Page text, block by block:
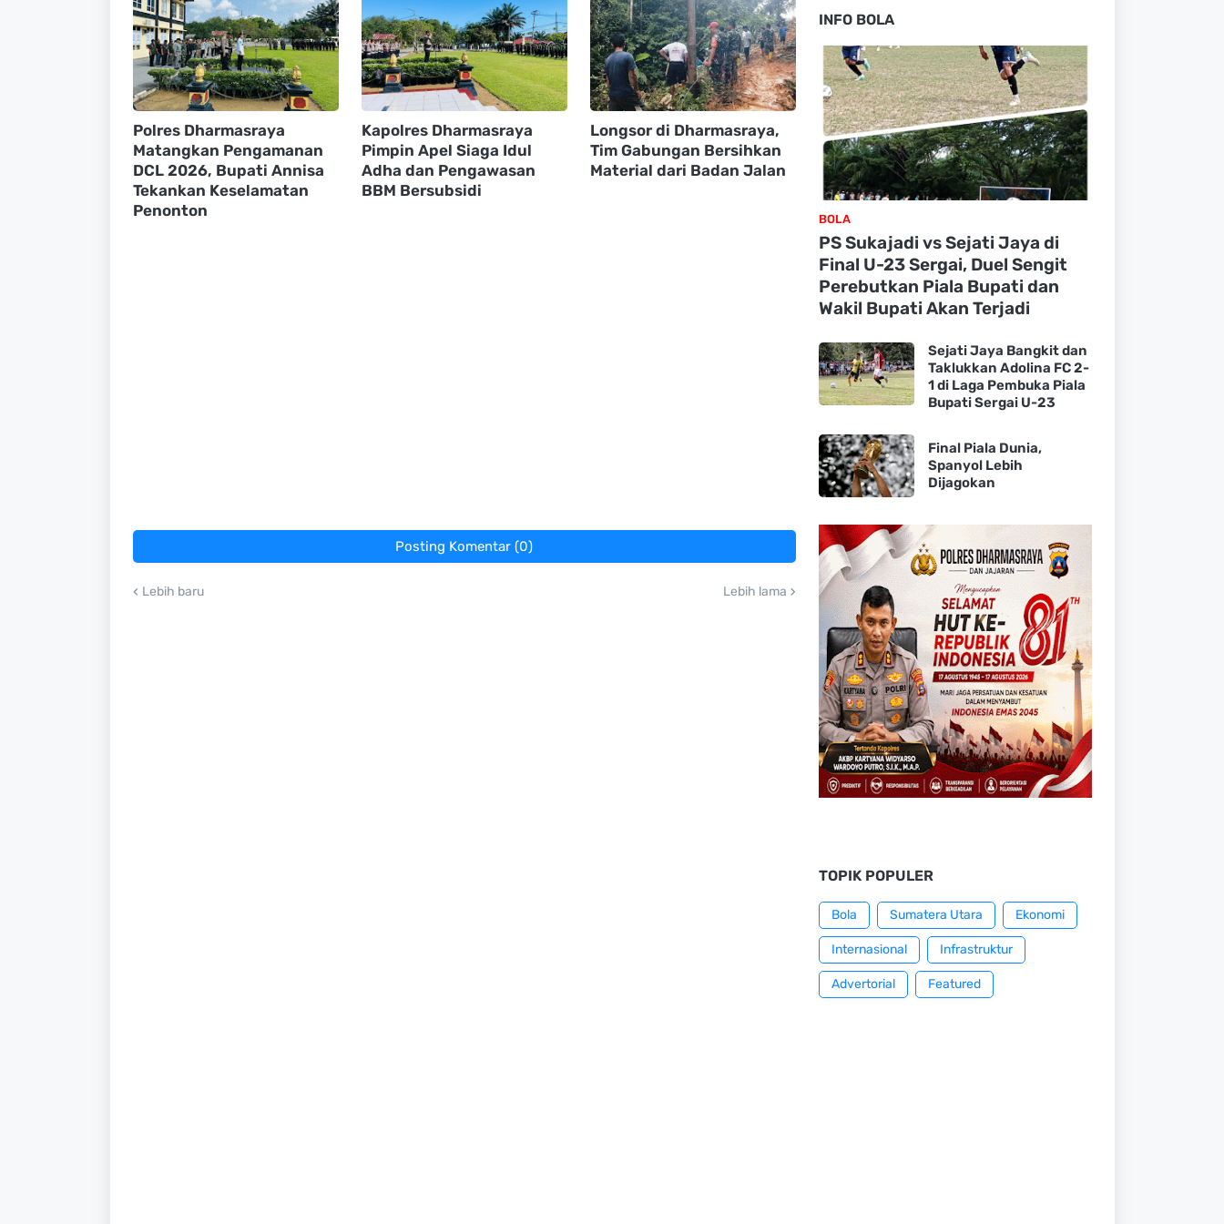
Polres Dharmasraya
Matangkan Pengamanan
DCL 2026, Bupati Annisa
Tekankan Keselamatan
Penonton
Kapolres Dharmasraya
Pimpin Apel Siaga Idul
Adha dan Pengawasan
BBM Bersubsidi
Longsor di Dharmasraya,
Tim Gabungan Bersihkan
Material dari Badan Jalan
Posting Komentar (0)
Lebih baru Lebih lama
INFO BOLA
BOLA
PS Sukajadi vs Sejati Jaya di
Final U-23 Sergai, Duel Sengit
Perebutkan Piala Bupati dan
Wakil Bupati Akan Terjadi
Sejati Jaya Bangkit dan
Taklukkan Adolina FC 2-
1 di Laga Pembuka Piala
Bupati Sergai U-23
Final Piala Dunia,
Spanyol Lebih
Dijagokan
TOPIK POPULER
Bola Sumatera Utara Ekonomi
Internasional Infrastruktur
Advertorial Featured